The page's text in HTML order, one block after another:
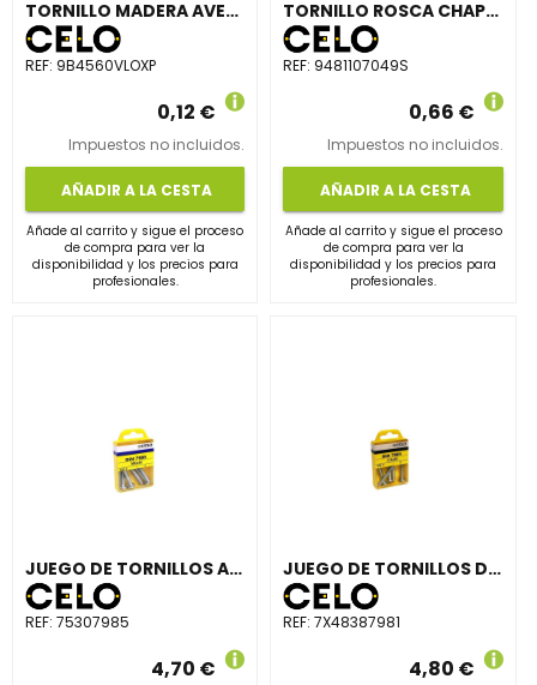
TORNILLO MADERA AVELLANADO VELOX POZI 4,5x60mm BICROMATADO
REF: 9B4560VLOXP
0,12 €
Impuestos no incluidos.
AÑADIR A LA CESTA
Añade al carrito y sigue el proceso
de compra para ver la
disponibilidad y los precios para
profesionales.
TORNILLO ROSCA CHAPA 7049S 4.8x110mm CINCADO
REF: 9481107049S
0,66 €
Impuestos no incluidos.
AÑADIR A LA CESTA
Añade al carrito y sigue el proceso
de compra para ver la
disponibilidad y los precios para
profesionales.
JUEGO DE TORNILLOS ALOMADA DIN7985 M5x30mm CINCADO (8 UNIDADES)
REF: 75307985
4,70 €
JUEGO DE TORNILLOS DIN7981 4,8x38 INOXIDABLE A2 (5 UNIDADES)
REF:7X48387981
4,80 €